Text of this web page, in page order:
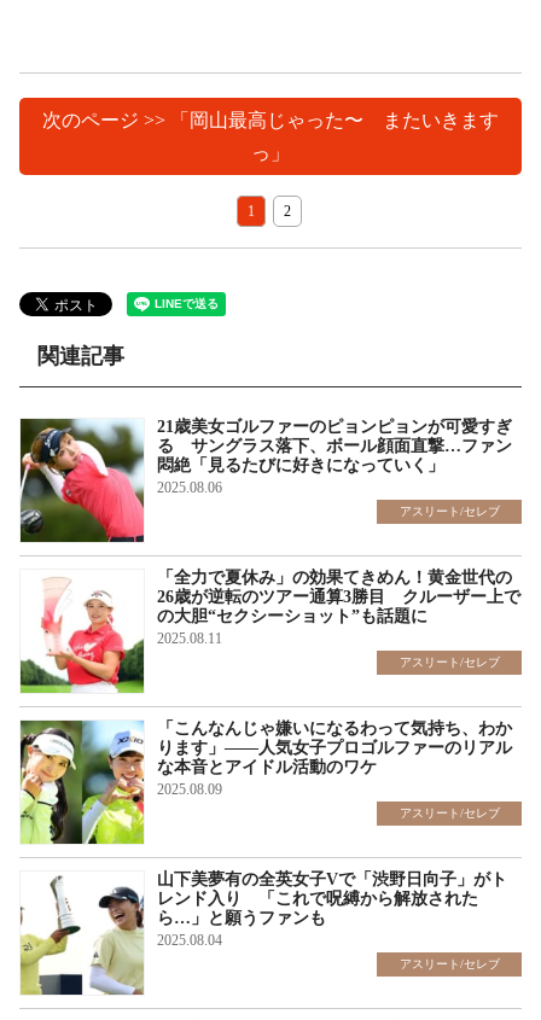
次のページ >> 「岡山最高じゃった〜 またいきます
っ」
1 2
関連記事
21歳美女ゴルファーのピョンピョンが可愛すぎ
る サングラス落下、ボール顔面直撃…ファン
悶絶「見るたびに好きになっていく」
2025.08.06
アスリート/セレブ
「全力で夏休み」の効果てきめん！黄金世代の
26歳が逆転のツアー通算3勝目 クルーザー上で
の大胆“セクシーショット”も話題に
2025.08.11
アスリート/セレブ
「こんなんじゃ嫌いになるわって気持ち、わか
ります」――人気女子プロゴルファーのリアル
な本音とアイドル活動のワケ
2025.08.09
アスリート/セレブ
山下美夢有の全英女子Vで「渋野日向子」がト
レンド入り 「これで呪縛から解放された
ら…」と願うファンも
2025.08.04
アスリート/セレブ